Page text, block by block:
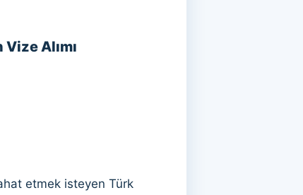
Alımı
etmek isteyen Türk